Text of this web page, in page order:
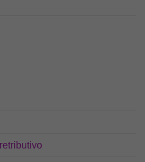
comportamiento